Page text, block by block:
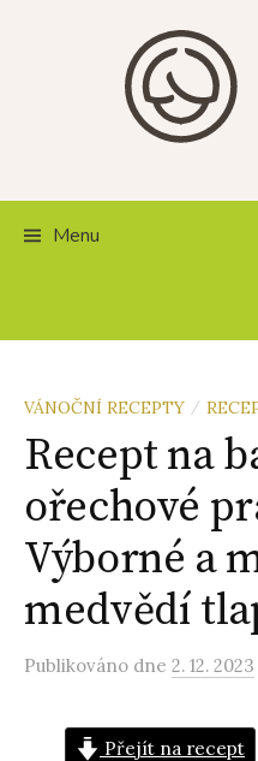
Menu
VÁNOČNÍ RECEPTY /
Recept na
ořechové
Výborné a
medvědí
Publikováno dne 2. 12. 2023
Přejít na recept